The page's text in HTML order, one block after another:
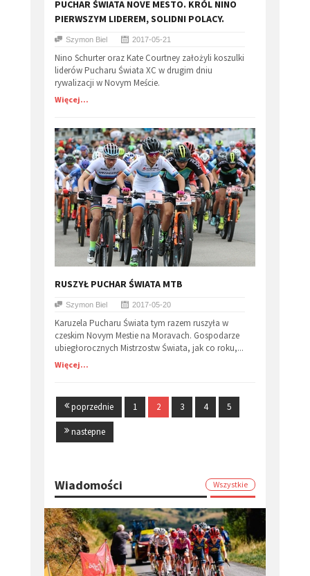
PUCHAR ŚWIATA NOVE MESTO. KRÓL NINO
PIERWSZYM LIDEREM, SOLIDNI POLACY.
Szymon Biel 2017-05-21
Nino Schurter oraz Kate Courtney założyli koszulki
liderów Pucharu Świata XC w drugim dniu
rywalizacji w Novym Meście.
Więcej...
RUSZYŁ PUCHAR ŚWIATA MTB
Szymon Biel 2017-05-20
Karuzela Pucharu Świata tym razem ruszyła w
czeskim Novym Mestie na Moravach. Gospodarze
ubiegłorocznych Mistrzostw Świata, jak co roku,...
Więcej...
poprzednie 1 2 3 4 5
nastepne
Wiadomości Wszystkie